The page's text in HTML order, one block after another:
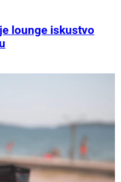
lounge iskustvo